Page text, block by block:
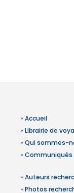
» Accueil
» Librairie de
» Qui sommes-
» Communiqués
» Auteurs
» Photos